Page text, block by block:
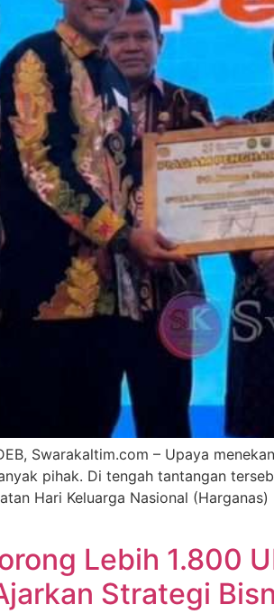
Swarakaltim.com – Upaya
pihak. Di tengah tantangan
Hari Keluarga Nasional
Lebih 1.800
Strategi